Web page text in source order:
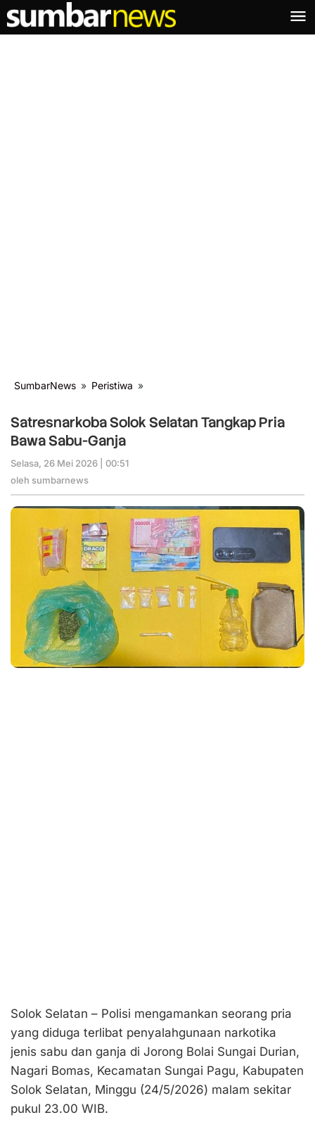
Lewati
ke
konten
SumbarNews » Peristiwa »
Selatan
Tangkap
Satresnarkoba Solok Selatan Tangkap Pria
Bawa Sabu-Ganja
Selasa, 26 Mei 2026 | 00:51
oleh sumbarnews
Solok Selatan – Polisi mengamankan seorang pria
yang diduga terlibat penyalahgunaan narkotika
jenis sabu dan ganja di Jorong Bolai Sungai Durian,
Nagari Bomas, Kecamatan Sungai Pagu, Kabupaten
Solok Selatan, Minggu (24/5/2026) malam sekitar
pukul 23.00 WIB.